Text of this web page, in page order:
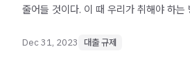
줄어들 것이다. 이 때 우리가 취해야 하는
Dec 31, 2023 대출 규제